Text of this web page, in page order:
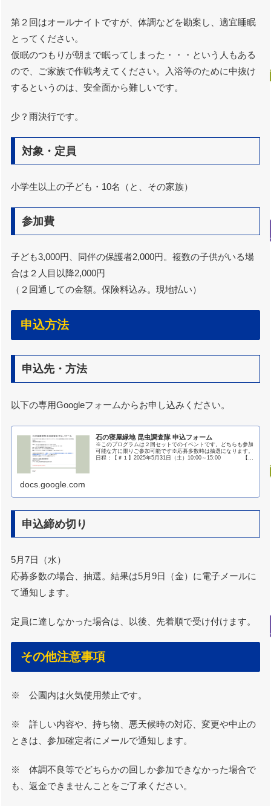
第２回はオールナイトですが、体調などを勘案し、適宜睡眠
とってください。
仮眠のつもりが朝まで眠ってしまった・・・という人もある
ので、ご家族で作戦考えてください。入浴等のために中抜け
するというのは、安全面から難しいです。
少？雨決行です。
対象・定員
小学生以上の子ども・10名（と、その家族）
参加費
子ども3,000円、同伴の保護者2,000円。複数の子供がいる場
合は２人目以降2,000円
（２回通しての金額。保険料込み。現地払い）
申込方法
申込先・方法
以下の専用Googleフォームからお申し込みください。
石の寝屋緑地 昆虫調査隊 申込フォーム
※このプログラムは２回セットでのイベントです。どちらも参加
可能な方に限りご参加可能です※応募多数時は抽選になります。
日程：【＃１】2025年5月31日（土）10:00～15:00 【＃
docs.google.com
申込締め切り
5月7日（水）
応募多数の場合、抽選。結果は5月9日（金）に電子メールに
て通知します。
定員に達しなかった場合は、以後、先着順で受け付けます。
その他注意事項
※ 公園内は火気使用禁止です。
※ 詳しい内容や、持ち物、悪天候時の対応、変更や中止の
ときは、参加確定者にメールで通知します。
※ 体調不良等でどちらかの回しか参加できなかった場合で
も、返金できませんことをご了承ください。